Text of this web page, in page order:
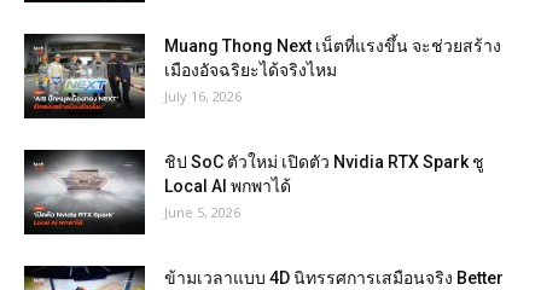
Muang Thong Next เน็ตที่แรงขึ้น จะช่วยสร้าง
เมืองอัจฉริยะได้จริงไหม
July 16, 2026
ชิป SoC ตัวใหม่ เปิดตัว Nvidia RTX Spark ชู
Local AI พกพาได้
June 5, 2026
ข้ามเวลาแบบ 4D นิทรรศการเสมือนจริง Better